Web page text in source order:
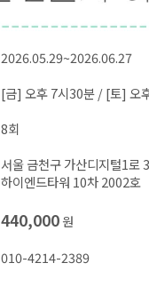
2026.05.29~2026.06.27
[금] 오후 7시30분 / [토] 오
8회
서울 금천구 가산디지털1로
하이엔드타워 10차 2002호
440,000원
010-4214-2389